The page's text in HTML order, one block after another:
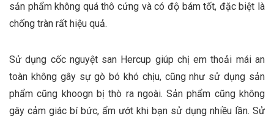
sản phẩm không quá thô cứng và có độ bám tốt, đặc biệt là
chống tràn rất hiệu quả.
Sử dụng cốc nguyệt san Hercup giúp chị em thoải mái an
toàn không gây sự gò bó khó chịu, cũng như sử dụng sản
phẩm cũng khoogn bị thò ra ngoài. Sản phẩm cũng không
gây cảm giác bí bức, ẩm ướt khi bạn sử dụng nhiều lần. Sử